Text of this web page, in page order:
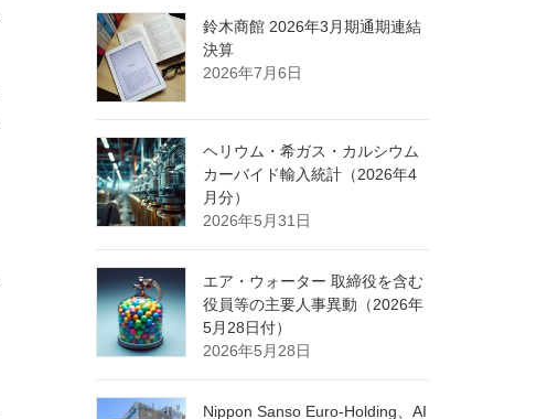
鈴木商館 2026年3月期通期連結
決算
2026年7月6日
ヘリウム・希ガス・カルシウム
カーバイド輸入統計（2026年4
月分）
2026年5月31日
エア・ウォーター 取締役を含む
役員等の主要人事異動（2026年
5月28日付）
2026年5月28日
Nippon Sanso Euro-Holding、AI